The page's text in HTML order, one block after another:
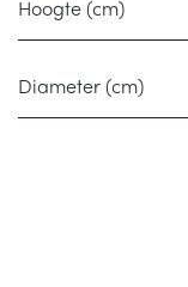
Hoogte (cm)
Diameter (cm)